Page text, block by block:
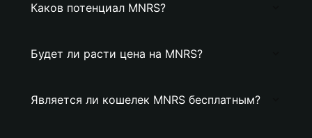
Каков потенциал MNRS?
Будет ли расти цена на MNRS?
Является ли кошелек MNRS бесплатным?